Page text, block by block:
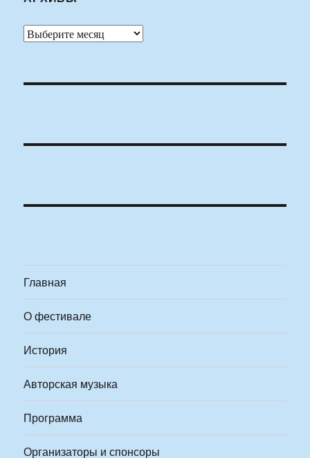
Архивы
Главная
О фестивале
История
Авторская музыка
Программа
Организаторы и спонсоры